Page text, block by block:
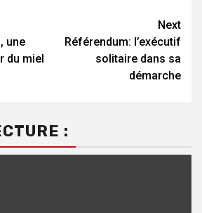
une
du miel
Next
Référendum: l’exécutif
solitaire dans sa
démarche
: